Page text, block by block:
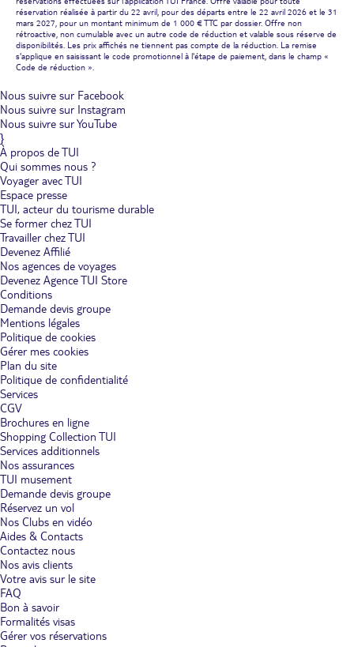
réservation réalisée à partir du 22 avril, pour des départs entre le 22 avril 2026 et le 31
mars 2027, pour un montant minimum de 1 000 € TTC par dossier. Offre non
rétroactive, non cumulable avec un autre code de réduction et valable sous réserve de
disponibilités. Les prix affichés ne tiennent pas compte de la réduction. La remise
s'applique en saisissant le code promotionnel à l'étape de paiement, dans le champ «
Code de réduction ».
Nous suivre sur Facebook
Nous suivre sur Instagram
Nous suivre sur YouTube
}
À propos de TUI
Qui sommes nous ?
Voyager avec TUI
Espace presse
TUI, acteur du tourisme durable
Se former chez TUI
Travailler chez TUI
Devenez Affilié
Nos agences de voyages
Devenez Agence TUI Store
Conditions
Demande devis groupe
Mentions légales
Politique de cookies
Gérer mes cookies
Plan du site
Politique de confidentialité
Services
CGV
Brochures en ligne
Shopping Collection TUI
Services additionnels
Nos assurances
TUI musement
Demande devis groupe
Réservez un vol
Nos Clubs en vidéo
Aides & Contacts
Contactez nous
Nos avis clients
Votre avis sur le site
FAQ
Bon à savoir
Formalités visas
Gérer vos réservations